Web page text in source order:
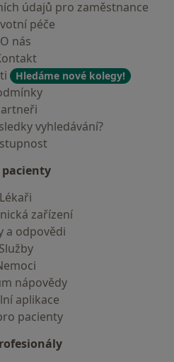
údajů pro zaměstnance
péče
O nás
Hledáme nové kolegy!
vyhledávání?
pacienty
Lékaři
zařízení
a odpovědi
Služby
nápovědy
aplikace
pacienty